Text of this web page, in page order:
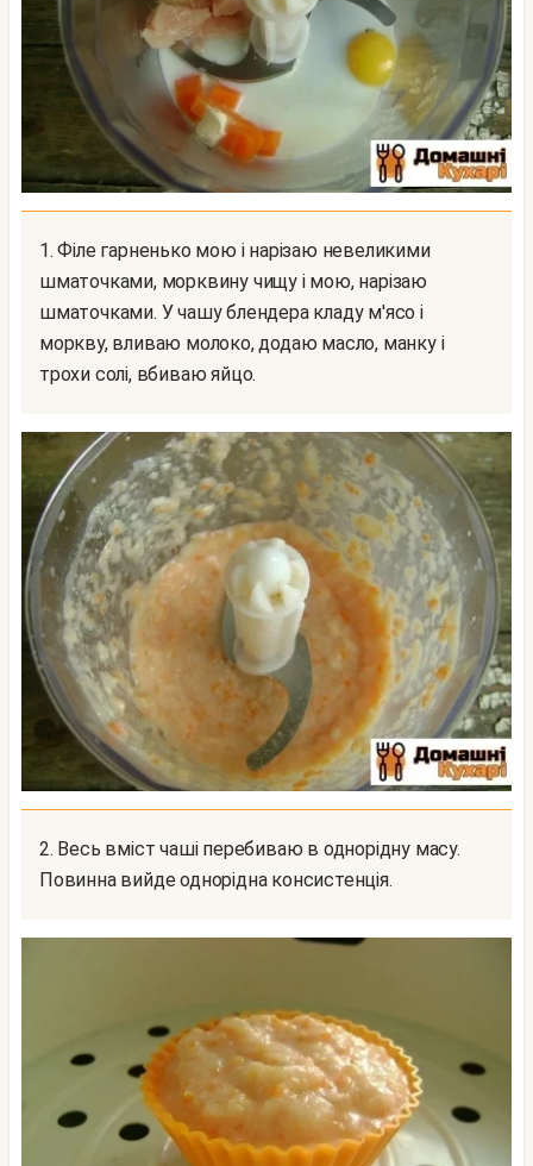
1. Філе гарненько мою і нарізаю невеликими
шматочками, морквину чищу і мою, нарізаю
шматочками. У чашу блендера кладу м'ясо і
моркву, вливаю молоко, додаю масло, манку і
трохи солі, вбиваю яйцо.
2. Весь вміст чаші перебиваю в однорідну масу.
Повинна вийде однорідна консистенція.